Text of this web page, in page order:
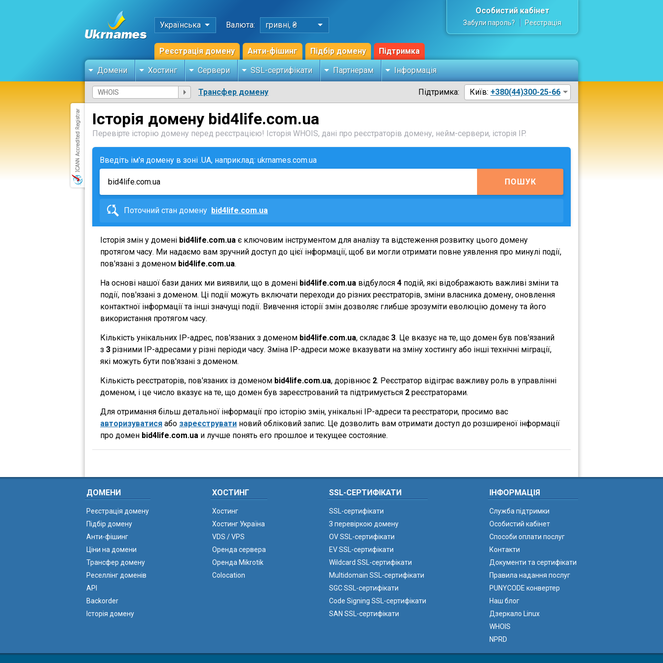
Українська Валюта: гривні, ₴
Реєстрація домену Анти-фішинг Підбір домену Підтримка
Особистий кабінет
Забули пароль? Реєстрація
Домени Хостинг Сервери SSL-сертифікати Партнерам Інформація
Трансфер домену Підтримка: Київ: +380(44)300-25-66
Історія домену bid4life.com.ua
Перевірте історію домену перед реєстрацією! Історія WHOIS, дані про реєстраторів домену, нейм-сервери, історія IP.
Введіть ім'я домену в зоні .UA, наприклад: ukrnames.com.ua
ПОШУК
Поточний стан домену bid4life.com.ua
Історія змін у домені bid4life.com.ua є ключовим інструментом для аналізу та відстеження розвитку цього домену
протягом часу. Ми надаємо вам зручний доступ до цієї інформації, щоб ви могли отримати повне уявлення про минулі події,
пов'язані з доменом bid4life.com.ua.
На основі нашої бази даних ми виявили, що в домені bid4life.com.ua відбулося 4 подій, які відображають важливі зміни та
події, пов'язані з доменом. Ці події можуть включати переходи до різних реєстраторів, зміни власника домену, оновлення
контактної інформації та інші значущі події. Вивчення історії змін дозволяє глибше зрозуміти еволюцію домену та його
використання протягом часу.
Кількість унікальних IP-адрес, пов'язаних з доменом bid4life.com.ua, складає 3. Це вказує на те, що домен був пов'язаний
з 3 різними IP-адресами у різні періоди часу. Зміна IP-адреси може вказувати на зміну хостингу або інші технічні міграції,
які можуть бути пов'язані з доменом.
Кількість реєстраторів, пов'язаних із доменом bid4life.com.ua, дорівнює 2. Реєстратор відіграє важливу роль в управлінні
доменом, і це число вказує на те, що домен був зареєстрований та підтримується 2 реєстраторами.
Для отримання більш детальної інформації про історію змін, унікальні IP-адреси та реєстратори, просимо вас
авторизуватися або зареєструвати новий обліковий запис. Це дозволить вам отримати доступ до розширеної інформації
про домен bid4life.com.ua и лучше понять его прошлое и текущее состояние.
ДОМЕНИ
Реєстрація домену
Підбір домену
Анти-фішинг
Ціни на домени
Трансфер домену
Реселлінг доменів
API
Backorder
Історія домену
ХОСТИНГ
Хостинг
Хостинг Україна
VDS / VPS
Оренда сервера
Оренда Mikrotik
Colocation
SSL-СЕРТИФІКАТИ
SSL-сертифікати
З перевіркою домену
OV SSL-сертифікати
EV SSL-сертифікати
Wildcard SSL-сертифікати
Multidomain SSL-сертифікати
SGC SSL-сертифікати
Code Signing SSL-сертифікати
SAN SSL-сертифікати
ІНФОРМАЦІЯ
Служба підтримки
Особистий кабінет
Способи оплати послуг
Контакти
Документи та сертифікати
Правила надання послуг
PUNYCODE конвертер
Наш блог
Дзеркало Linux
WHOIS
NPRD